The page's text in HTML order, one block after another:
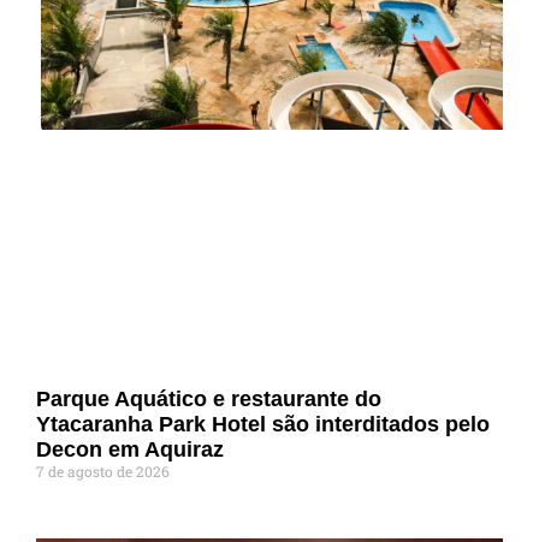
Parque Aquático e restaurante do
Ytacaranha Park Hotel são interditados pelo
Decon em Aquiraz
7 de agosto de 2026